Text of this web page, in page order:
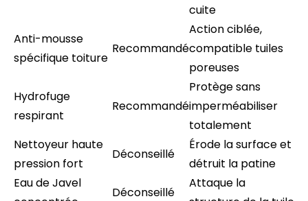
cuite
Anti-mousse
spécifique toiture
Recommandé
Action ciblée,
compatible tuiles
poreuses
Hydrofuge
respirant
Recommandé
Protège sans
imperméabiliser
totalement
Nettoyeur haute
pression fort
Déconseillé
Érode la surface et
détruit la patine
Eau de Javel
Déconseillé
Attaque la